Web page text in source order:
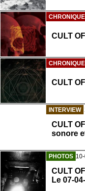
CHRONIQUE
CULT
CHRONIQUE
CULT
INTERVIEW
CULT
sonore
PHOTOS
CULT
Le 07-